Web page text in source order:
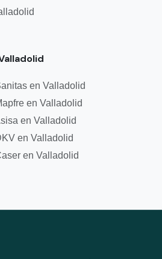
en Valladolid
en Valladolid
en Valladolid
en Valladolid
en Valladolid